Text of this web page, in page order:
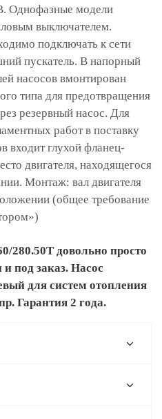
Однофазные модели
выключателем.
подключать к сети
пускатель. В напорный
насосов вмонтирован
типа для предотвращения
резервный насос. Для
работ в поставку
входит глухой фланец-
двигателя, находящегося
Монтаж: вал двигателя
(общее требование
280.50T довольно просто
под заказ. Насос
для систем отопления
Гарантия 2 года.